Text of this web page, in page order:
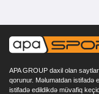
APA GROUP daxil olan
qorunur. Məlumatdan istifadə
istifadə edildikdə müvafiq